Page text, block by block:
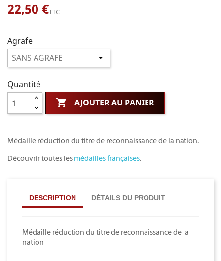
22,50 €TTC
Agrafe
Quantité
 AJOUTER AU PANIER
Médaille réduction du titre de reconnaissance de la nation.
Découvrir toutes les médailles françaises.
DESCRIPTION DÉTAILS DU PRODUIT
Médaille réduction du titre de reconnaissance de la
nation